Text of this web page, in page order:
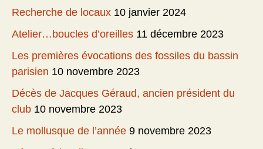
Recherche de locaux 10 janvier 2024
Atelier…boucles d’oreilles 11 décembre 2023
Les premières évocations des fossiles du bassin
parisien 10 novembre 2023
Décès de Jacques Géraud, ancien président du
club 10 novembre 2023
Le mollusque de l’année 9 novembre 2023